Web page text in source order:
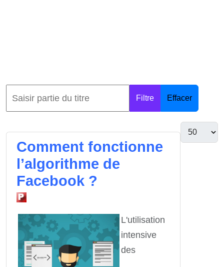
Filtre Effacer
Comment fonctionne
l’algorithme de
Facebook ?
L'utilisation
intensive
des